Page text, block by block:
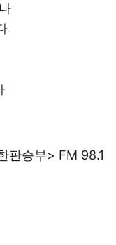
판승부> FM 98.1